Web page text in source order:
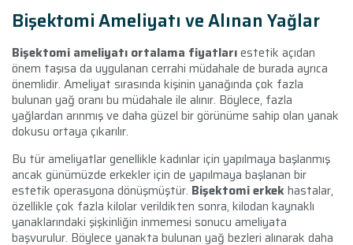
Bişektomi Ameliyatı ve Alınan Yağlar
Bişektomi ameliyatı ortalama fiyatlarıestetik açıdan
önem taşısa da uygulanan cerrahi müdahale de burada ayrıca
önemlidir. Ameliyat sırasında kişinin yanağında çok fazla
bulunan yağ oranı bu müdahale ile alınır. Böylece, fazla
yağlardan arınmış ve daha güzel bir görünüme sahip olan yanak
dokusu ortaya çıkarılır.
Bu tür ameliyatlar genellikle kadınlar için yapılmaya başlanmış
ancak günümüzde erkekler için de yapılmaya başlanan bir
estetik operasyona dönüşmüştür. Bişektomi erkekhastalar,
özellikle çok fazla kilolar verildikten sonra, kilodan kaynaklı
yanaklarındaki şişkinliğin inmemesi sonucu ameliyata
başvurulur. Böylece yanakta bulunan yağ bezleri alınarak daha